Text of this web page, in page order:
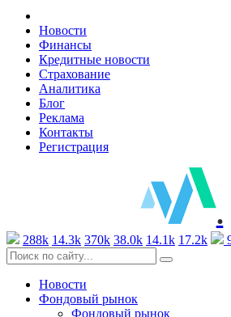
Новости
Финансы
Кредитные новости
Страхование
Аналитика
Блог
Реклама
Контакты
Регистрация
.
288k 14.3k 370k 38.0k 14.1k 17.2k
Новости
Фондовый рынок
Фондовый рынок